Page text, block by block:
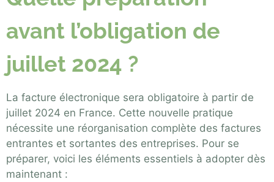
avant l’obligation de
juillet 2024 ?
La facture électronique sera obligatoire à partir de
juillet 2024 en France. Cette nouvelle pratique
nécessite une réorganisation complète des factures
entrantes et sortantes des entreprises. Pour se
préparer, voici les éléments essentiels à adopter dès
maintenant :